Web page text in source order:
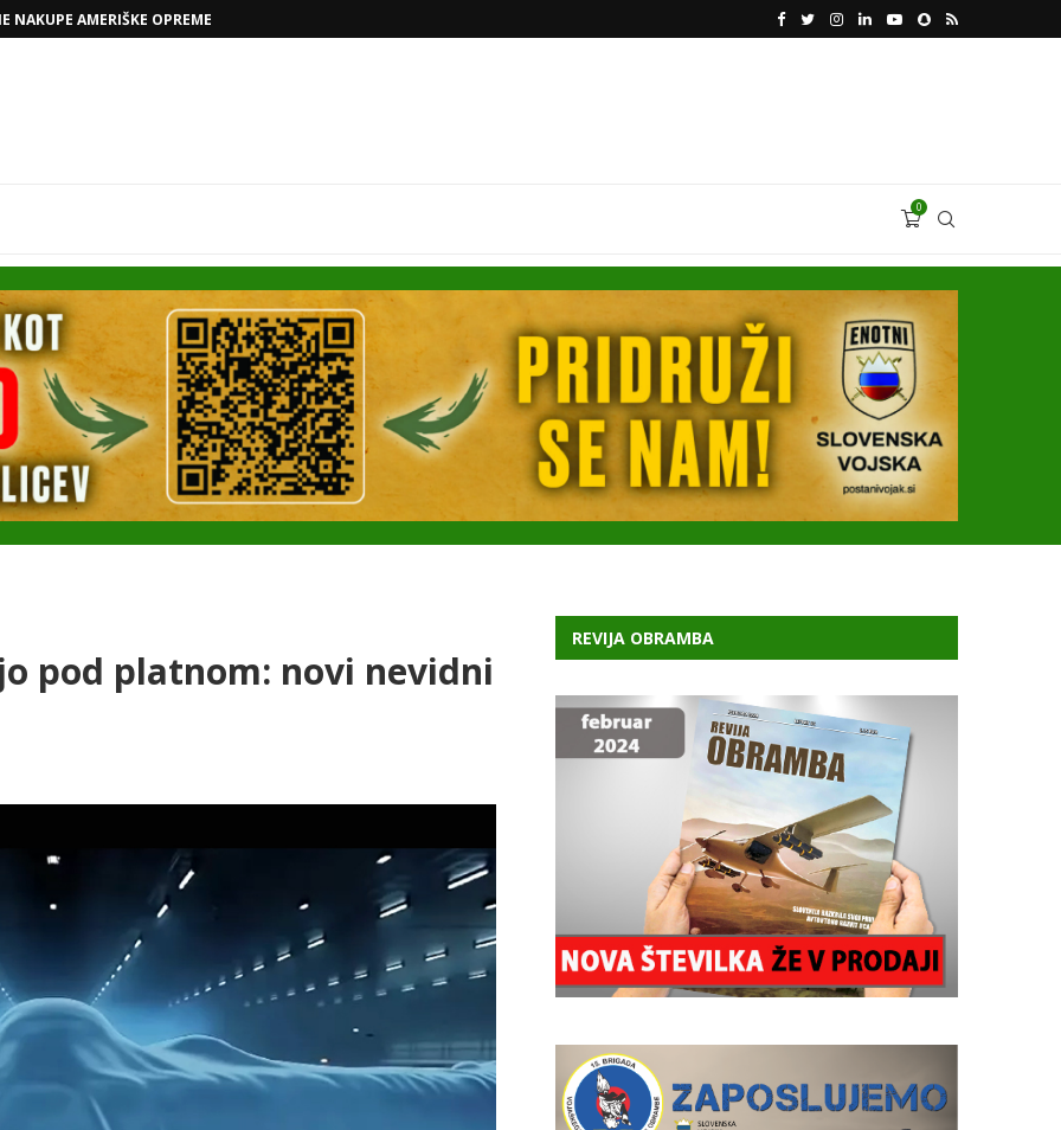
NAČRTE Z RAFAELOM VODJA UKROBORONPROMA HERMAN SMETANIN
0
pod platnom: novi nevidni
REVIJA OBRAMBA